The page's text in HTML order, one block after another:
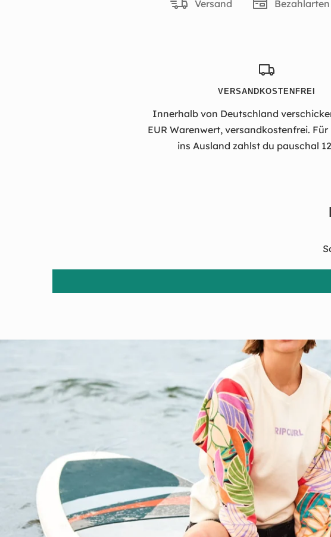
Versand Bezahlarten
VERSANDKOSTENFREI
Innerhalb von Deutschland
EUR Warenwert, versandkostenfrei.
ins Ausland zahlst du pauschal